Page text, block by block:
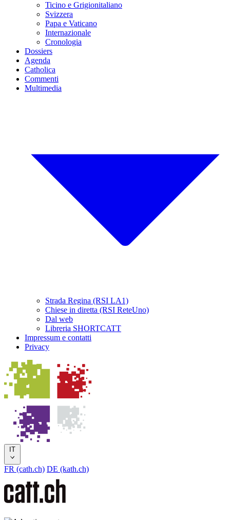
Ticino e Grigionitaliano
Svizzera
Papa e Vaticano
Internazionale
Cronologia
Dossiers
Agenda
Catholica
Commenti
Multimedia
Strada Regina (RSI LA1)
Chiese in diretta (RSI ReteUno)
Dal web
Libreria SHORTCATT
Impressum e contatti
Privacy
IT
FR (cath.ch) DE (kath.ch)